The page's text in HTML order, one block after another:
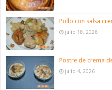
Pollo con salsa
julio 18, 2026
Postre de crema
julio 4, 2026